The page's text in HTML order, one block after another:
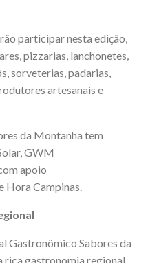
participar nesta edição,
pizzarias, lanchonetes,
sorveterias, padarias,
artesanais e
da Montanha tem
,GWM
apoio
Hora Campinas.
Gastronômico Sabores da
rica gastronomia regional,